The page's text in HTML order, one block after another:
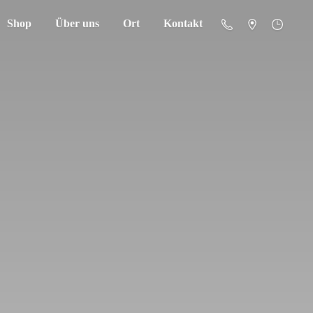
Shop Über uns Ort Kontakt